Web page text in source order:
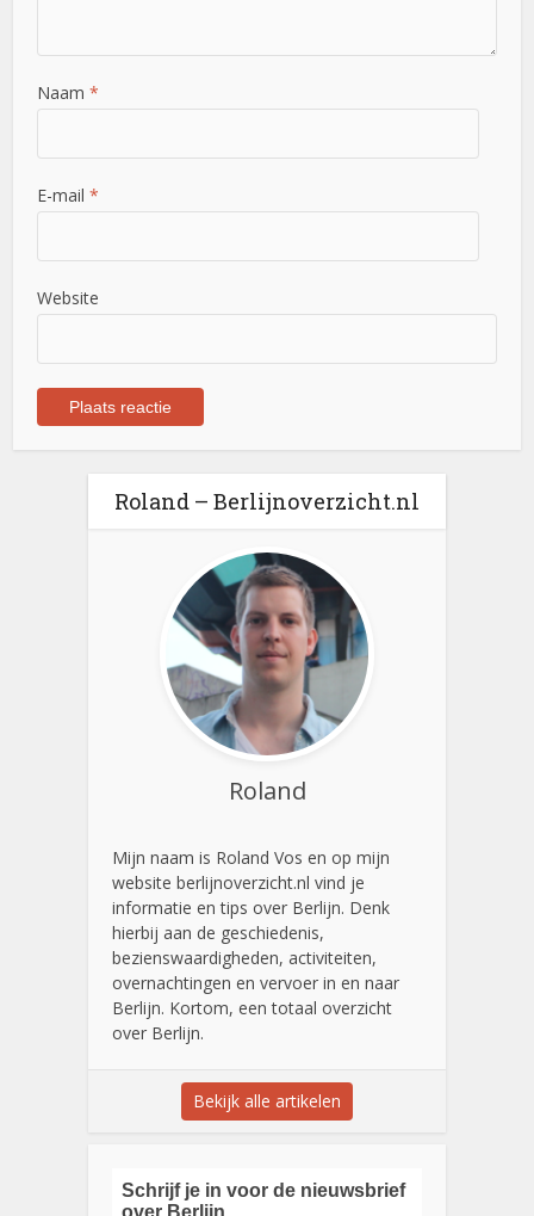
Naam*
E-mail*
Website
Roland – Berlijnoverzicht.nl
Roland
Mijn naam is Roland Vos en op mijn
website berlijnoverzicht.nl vind je
informatie en tips over Berlijn. Denk
hierbij aan de geschiedenis,
bezienswaardigheden, activiteiten,
overnachtingen en vervoer in en naar
Berlijn. Kortom, een totaal overzicht
over Berlijn.
Bekijk alle artikelen
Schrijf je in voor de nieuwsbrief
over Berlijn